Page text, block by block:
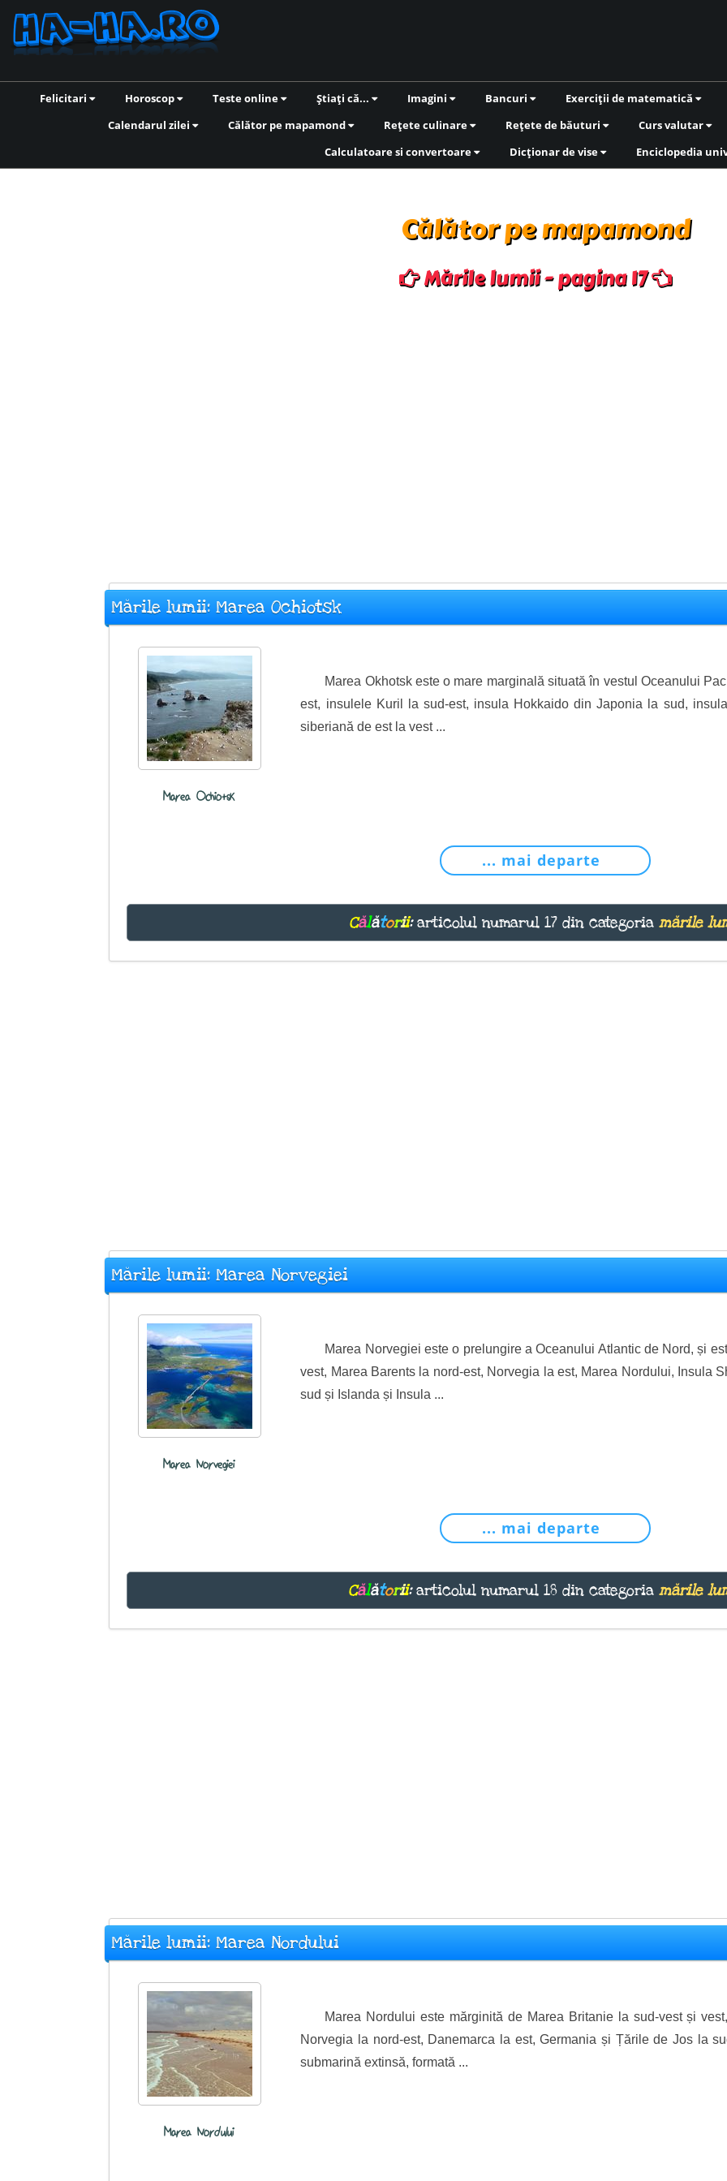
Felicitari Horoscop Teste online Știați că... Imagini Bancuri
Exerciții de matematică
Calendarul zilei
Călător pe mapamond Rețete culinare Rețete de băuturi
Curs valutar
Calculatoare si convertoare
Dicționar de vise Enciclopedia
Călător pe mapamond
Mările lumii - pagina 17
Mările lumii: Marea Ochiotsk
Marea Ochiotsk
Marea Okhotsk este o mare marginală situată în vestul Oceanului
est, insulele Kuril la sud-est, insula Hokkaido din Japonia la sud,
siberiană de est la vest ...
... mai departe
Călătorii:articolul numarul 17 din categoria mările
Mările lumii: Marea Norvegiei
Marea Norvegiei
Marea Norvegiei este o prelungire a Oceanului Atlantic de Nord, și
vest, Marea Barents la nord-est, Norvegia la est, Marea Nordului, Insula
sud și Islanda și Insula ...
... mai departe
Călătorii:articolul numarul 18 din categoriamările
Mările lumii: Marea Nordului
Marea Nordului
Marea Nordului este mărginită de Marea Britanie la sud-vest și
Norvegia la nord-est, Danemarca la est, Germania și Țările de Jos la
submarină extinsă, formată ...